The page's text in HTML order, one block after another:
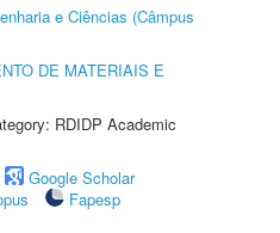
e Ciências (Câmpus
DE MATERIAIS E
RDIDP Academic
Google Scholar
Fapesp